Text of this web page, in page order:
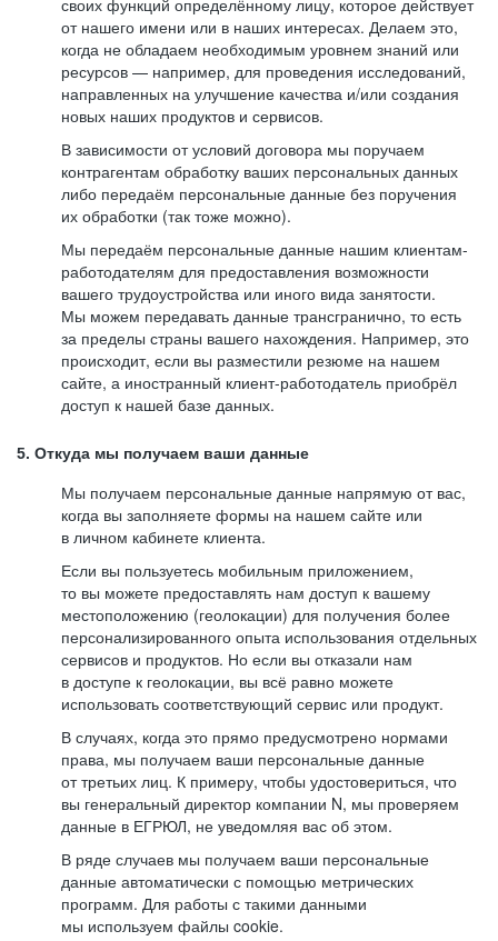
своих функций определённому лицу, которое действует
от нашего имени или в наших интересах. Делаем это,
когда не обладаем необходимым уровнем знаний или
ресурсов — например, для проведения исследований,
направленных на улучшение качества и/или создания
новых наших продуктов и сервисов.
В зависимости от условий договора мы поручаем
контрагентам обработку ваших персональных данных
либо передаём персональные данные без поручения
их обработки (так тоже можно).
Мы передаём персональные данные нашим клиентам-
работодателям для предоставления возможности
вашего трудоустройства или иного вида занятости.
Мы можем передавать данные трансгранично, то есть
за пределы страны вашего нахождения. Например, это
происходит, если вы разместили резюме на нашем
сайте, а иностранный клиент-работодатель приобрёл
доступ к нашей базе данных.
5. Откуда мы получаем ваши данные
Мы получаем персональные данные напрямую от вас,
когда вы заполняете формы на нашем сайте или
в личном кабинете клиента.
Если вы пользуетесь мобильным приложением,
то вы можете предоставлять нам доступ к вашему
местоположению (геолокации) для получения более
персонализированного опыта использования отдельных
сервисов и продуктов. Но если вы отказали нам
в доступе к геолокации, вы всё равно можете
использовать соответствующий сервис или продукт.
В случаях, когда это прямо предусмотрено нормами
права, мы получаем ваши персональные данные
от третьих лиц. К примеру, чтобы удостовериться, что
вы генеральный директор компании N, мы проверяем
данные в ЕГРЮЛ, не уведомляя вас об этом.
В ряде случаев мы получаем ваши персональные
данные автоматически с помощью метрических
программ. Для работы с такими данными
мы используем файлы cookie.